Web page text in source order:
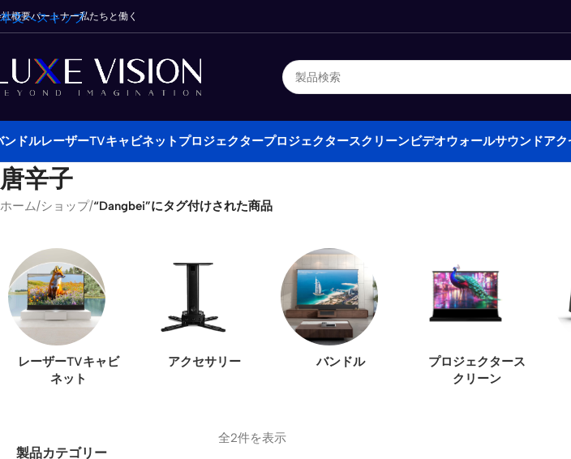
本文へスキップ
概要パートナー私たちと働く
ンドルレーザーTVキャビネット プロジェクタープロジェクタースクリーンビデオウォールサウンドア
唐辛子
ホーム/ショップ/“Dangbei”にタグ付けされた商品
レーザーTVキャビ
ネット
アクセサリー バンドル
プロジェクタース
クリーン
製品カテゴリー
全2件を表示